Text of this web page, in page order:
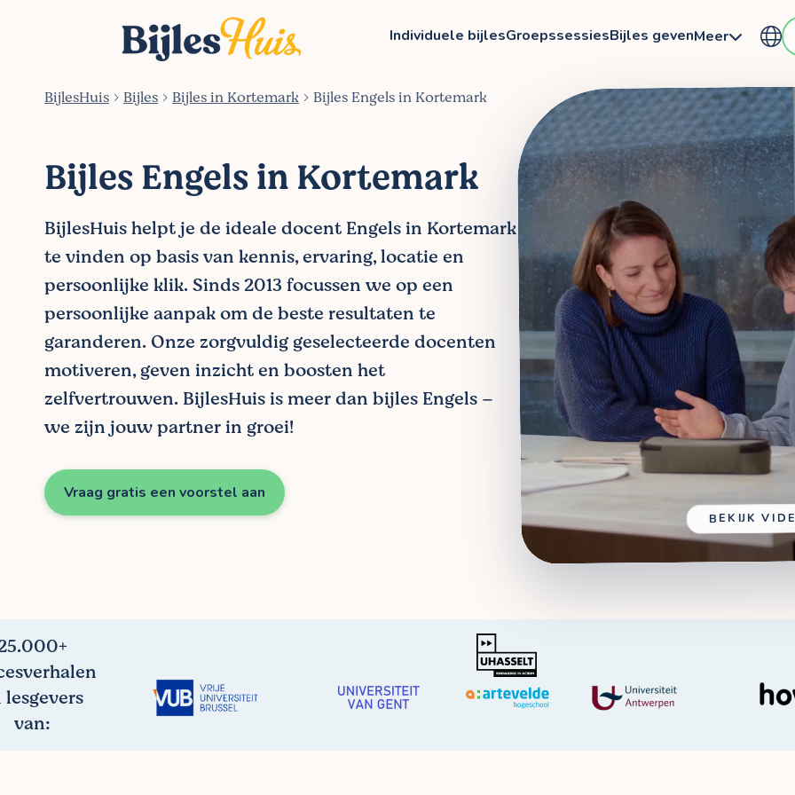
Individuele bijlesGroepssessiesBijles gevenMeer
BijlesHuis Bijles Bijles in Kortemark Bijles Engels in Kortemark
Bijles Engels in Kortemark
BijlesHuis helpt je de ideale docent Engels in Kortemark
te vinden op basis van kennis, ervaring, locatie en
persoonlijke klik. Sinds 2013 focussen we op een
persoonlijke aanpak om de beste resultaten te
garanderen. Onze zorgvuldig geselecteerde docenten
motiveren, geven inzicht en boosten het
zelfvertrouwen. BijlesHuis is meer dan bijles Engels –
we zijn jouw partner in groei!
Vraag gratis een voorstel aan
BEKIJK
lesgevers
van: